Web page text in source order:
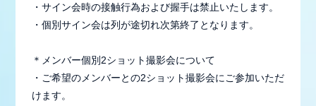
STAFF REPORT
MOVIE
RADIO
・サイン会時の接触行為および握手は禁止いたします。
・個別サイン会は列が途切れ次第終了となります。
＊メンバー個別2ショット撮影会について
・ご希望のメンバーとの2ショット撮影会にご参加いただ
けます。